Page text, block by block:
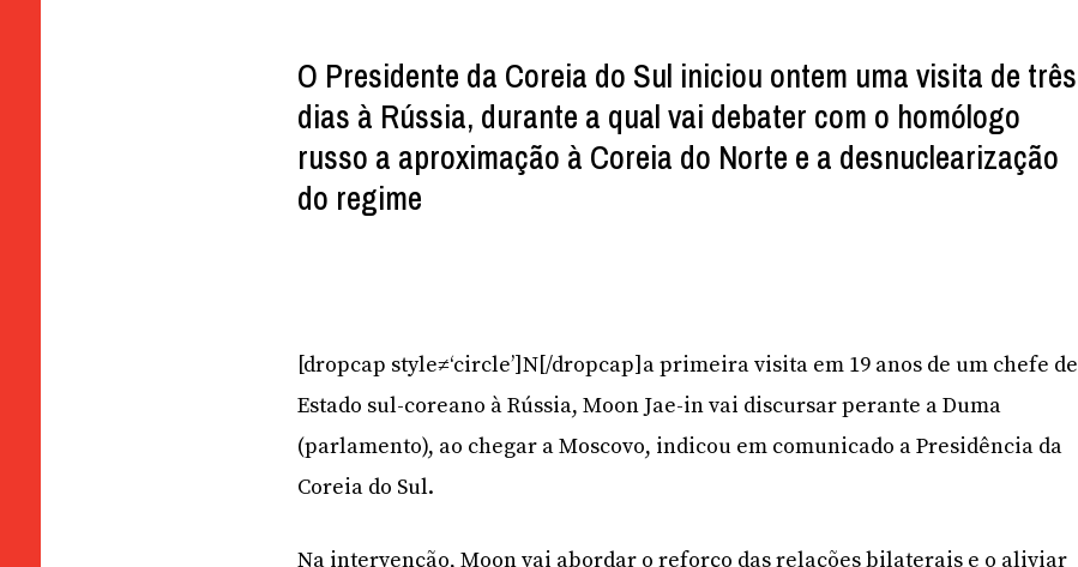
O Presidente da Coreia do Sul iniciou ontem uma visita de três
dias à Rússia, durante a qual vai debater com o homólogo
russo a aproximação à Coreia do Norte e a desnuclearização
do regime
[dropcap style≠‘circle’]N[/dropcap]a primeira visita em 19 anos de um chefe de
Estado sul-coreano à Rússia, Moon Jae-in vai discursar perante a Duma
(parlamento), ao chegar a Moscovo, indicou em comunicado a Presidência da
Coreia do Sul.
Na intervenção, Moon vai abordar o reforço das relações bilaterais e o aliviar